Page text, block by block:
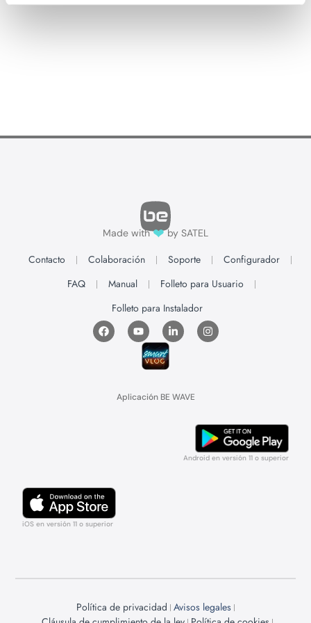
Made with❤by SATEL
Contacto Colaboración Soporte
Configurador
FAQ
Manual
Folleto para Usuario
Folleto para Instalador
Aplicación BE WAVE
Android en versión 11 o superior
iOS en versión 11 o superior
Política de privacidad Avisos legales